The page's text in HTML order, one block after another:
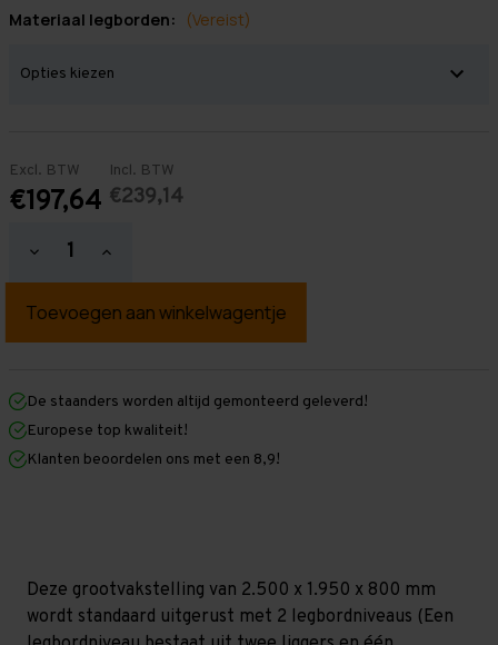
Materiaal legborden: (Vereist)
Excl. BTW
€197,64
Incl. BTW
€239,14
Hoeveelheid
verlagen
Grootvakstelling
mm
mm
x
800
mm
Hoeveelheid
verhogen
Grootvakstelling
mm
mm
800
mm
De staanders worden altijd gemonteerd geleverd!
Europese top kwaliteit!
Klanten beoordelen ons met een 8,9!
Deze grootvakstelling van 2.500 x 1.950 x 800 mm
wordt standaard uitgerust met 2 legbordniveaus (Een